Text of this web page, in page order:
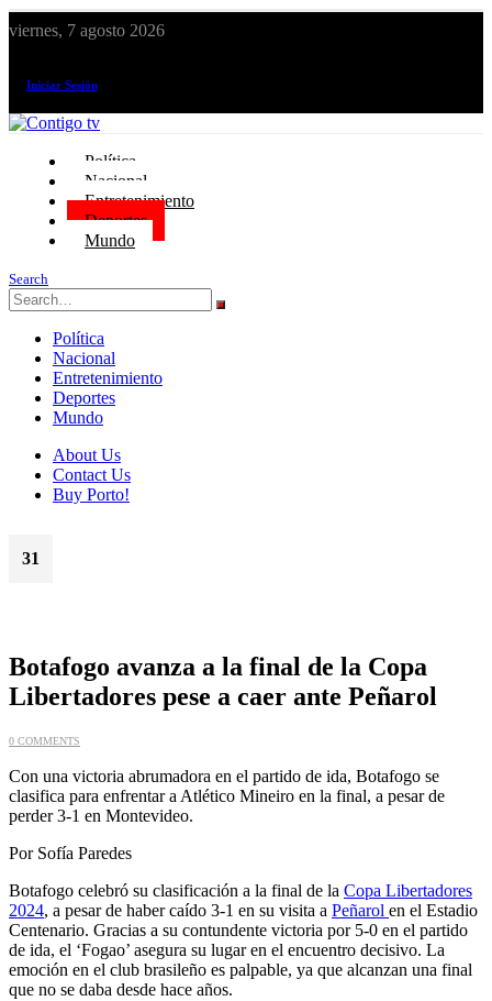
viernes, 7 agosto 2026
Iniciar Sesión
Política
Nacional
Entretenimiento
Deportes
Mundo
Search
Política
Nacional
Entretenimiento
Deportes
Mundo
About Us
Contact Us
Buy Porto!
31
Botafogo avanza a la final de la Copa
Libertadores pese a caer ante Peñarol
0 COMMENTS
Con una victoria abrumadora en el partido de ida, Botafogo se
clasifica para enfrentar a Atlético Mineiro en la final, a pesar de
perder 3-1 en Montevideo.
Por Sofía Paredes
Botafogo celebró su clasificación a la final de la Copa Libertadores
2024, a pesar de haber caído 3-1 en su visita a Peñarol en el Estadio
Centenario. Gracias a su contundente victoria por 5-0 en el partido
de ida, el ‘Fogao’ asegura su lugar en el encuentro decisivo. La
emoción en el club brasileño es palpable, ya que alcanzan una final
que no se daba desde hace años.